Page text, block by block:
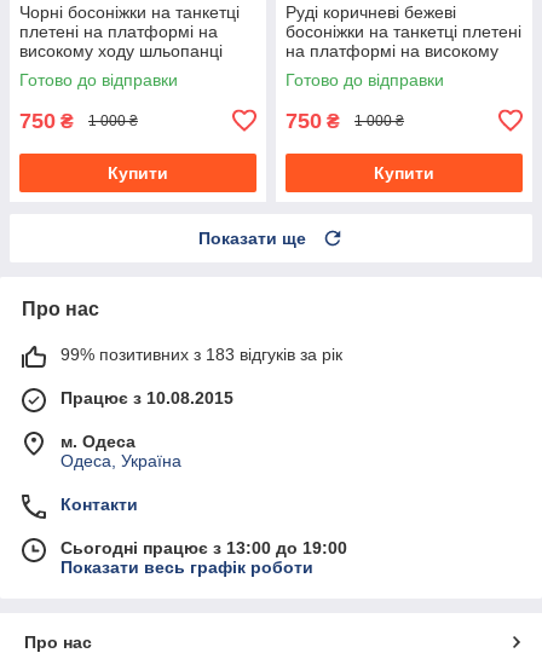
Чорні босоніжки на танкетці
плетені на платформі на
високому ходу шльопанці
Готово до відправки
750 ₴ 1 000 ₴
Купити
Руді коричневі бежеві
босоніжки на танкетці плетені
на платформі на високому
ходу шльопанці
Готово до відправки
750 ₴ 1 000 ₴
Купити
Показати ще
Про нас
99% позитивних з 183 відгуків за рік
Працює з 10.08.2015
м. Одеса
Одеса, Україна
Контакти
Сьогодні працює з 13:00 до 19:00
Показати весь графік роботи
Про нас